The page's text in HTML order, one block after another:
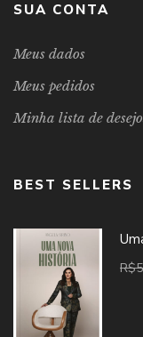
SUA CONTA
Meus dados
Meus pedidos
Minha lista de
BEST SELLERS
R$